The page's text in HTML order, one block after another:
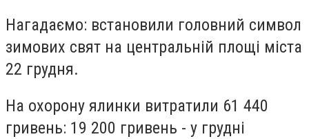
Нагадаємо: встановили головний символ
зимових свят на центральній площі міста
22 грудня.
На охорону ялинки витратили 61 440
гривень: 19 200 гривень - у грудні